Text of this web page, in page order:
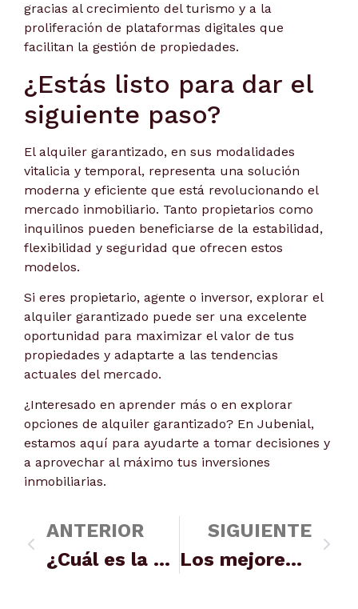
gracias al crecimiento del turismo y a la
proliferación de plataformas digitales que
facilitan la gestión de propiedades.
¿Estás listo para dar el
siguiente paso?
El alquiler garantizado, en sus modalidades
vitalicia y temporal, representa una solución
moderna y eficiente que está revolucionando el
mercado inmobiliario. Tanto propietarios como
inquilinos pueden beneficiarse de la estabilidad,
flexibilidad y seguridad que ofrecen estos
modelos.
Si eres propietario, agente o inversor, explorar el
alquiler garantizado puede ser una excelente
oportunidad para maximizar el valor de tus
propiedades y adaptarte a las tendencias
actuales del mercado.
¿Interesado en aprender más o en explorar
opciones de alquiler garantizado? En Jubenial,
estamos aquí para ayudarte a tomar decisiones y
a aprovechar al máximo tus inversiones
inmobiliarias.
ANTERIOR
¿Cuál es la pensión mínima de jubilación? Trucos para aumentarla
SIGUIENTE
Los mejores consejos para invertir en el sector inmobiliario